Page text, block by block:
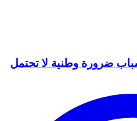
ضرورة وطنية لا تحتمل